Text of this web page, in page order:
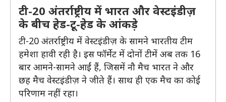
टी-20 अंतर्राष्ट्रीय में भारत और वेस्टइंडीज़
के बीच हेड-टू-हेड के आंकड़े
टी-20 अंतर्राष्ट्रीय में वेस्टइंडीज़ के सामने भारतीय टीम
हमेशा हावी रही है। इस फॉर्मेट में दोनों टीमें अब तक 16
बार आमने-सामने आईं हैं, जिसमें नौ मैच भारत ने और
छह मैच वेस्टइंडीज़ ने जीते हैं। साथ ही एक मैच का कोई
परिणाम नहीं रहा।